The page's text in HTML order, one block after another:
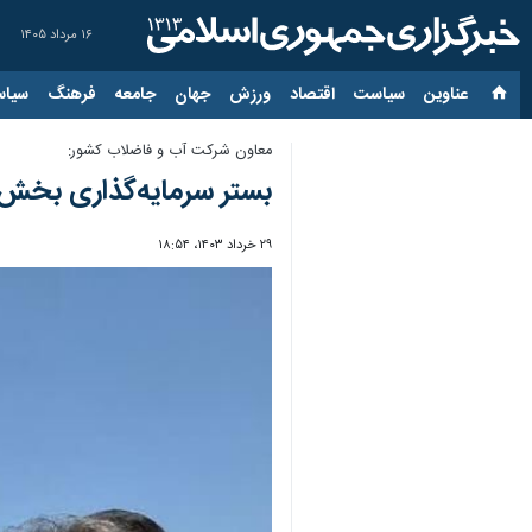
۱۶ مرداد ۱۴۰۵
عناوین‌ سیاست اقتصاد ورزش جهان جامعه فرهنگ
معاون شرکت آب و فاضلاب کشور:
بستر سرمایه‌گذاری
۲۹ خرداد ۱۴۰۳، ۱۸:۵۴